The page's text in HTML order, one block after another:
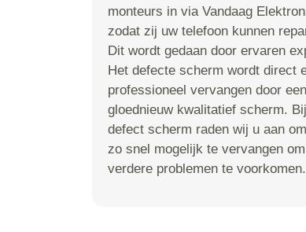
monteurs in via Vandaag
zodat zij uw telefoon kunnen
Dit wordt gedaan door ervaren
Het defecte scherm wordt direct
professioneel vervangen door een
gloednieuw kwalitatief scherm.
defect scherm raden wij u aan
zo snel mogelijk te vervangen om
verdere problemen te voorkomen.